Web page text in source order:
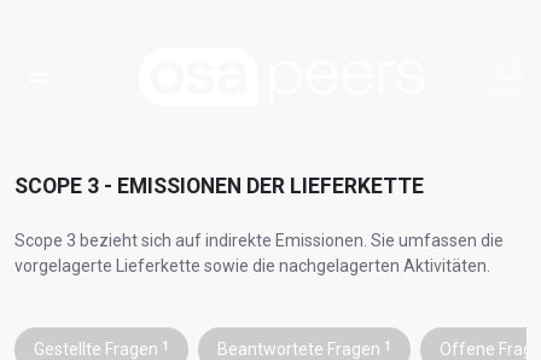
SCOPE 3 - EMISSIONEN DER LIEFERKETTE
Scope 3 bezieht sich auf indirekte Emissionen. Sie umfassen die
vorgelagerte Lieferkette sowie die nachgelagerten Aktivitäten.
Gestellte Fragen 1 Beantwortete Fragen 1 Offene